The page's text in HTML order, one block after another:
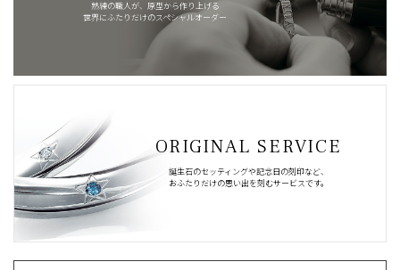
熟練の職人が、原型から作り上げる
世界にふたりだけのスペシャルオーダー
ORIGINAL SERVICE
誕生石のセッティングや記念日の刻印など、
おふたりだけの思い出を刻むサービスです。